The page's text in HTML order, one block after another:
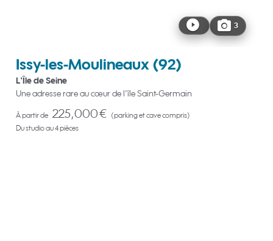
3
Issy-les-Moulineaux (92)
L'Île de Seine
Une adresse rare au cœur de l’île Saint-Germain
À partir de 225,000 € (parking et cave compris)
Du studio au 4 pièces